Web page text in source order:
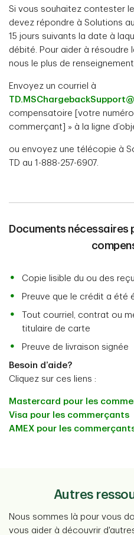
Si vous souhaitez contester
devez répondre à Solutions
15 jours suivants la date à
débité. Pour aider à
nous le plus de
Envoyez un courriel à
compensatoire [votre
commerçant] » à la ligne
ou envoyez une télécopie à
TD au 1-888-257-6907.
Documents
Copie lisible du ou des
Preuve que le crédit a été
Tout courriel, contrat ou
titulaire de carte
Preuve de livraison signée
Besoin d’aide?
Cliquez sur ces liens :
Mastercard pour les
Visa pour les commerçants
AMEX pour les
Autres
Nous sommes là pour vous
vous aider à découvrir